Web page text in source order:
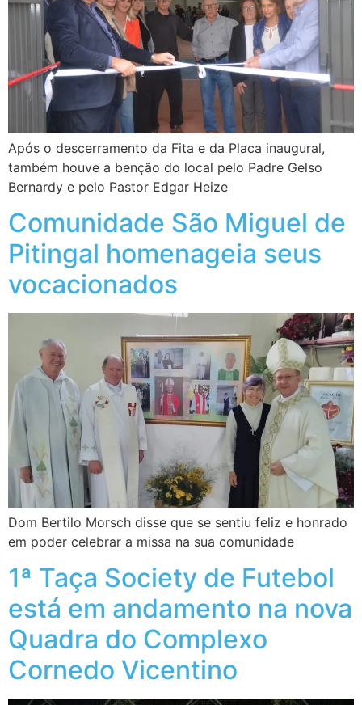
Após o descerramento da Fita e da Placa inaugural,
também houve a benção do local pelo Padre Gelso
Bernardy e pelo Pastor Edgar Heize
Comunidade São Miguel de
Pitingal homenageia seus
vocacionados
Dom Bertilo Morsch disse que se sentiu feliz e honrado
em poder celebrar a missa na sua comunidade
1ª Taça Society de Futebol
está em andamento na nova
Quadra do Complexo
Cornedo Vicentino